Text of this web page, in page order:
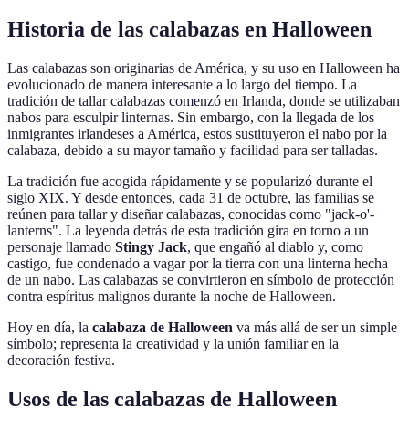
Historia de las calabazas en Halloween
Las calabazas son originarias de América, y su uso en Halloween ha
evolucionado de manera interesante a lo largo del tiempo. La
tradición de tallar calabazas comenzó en Irlanda, donde se utilizaban
nabos para esculpir linternas. Sin embargo, con la llegada de los
inmigrantes irlandeses a América, estos sustituyeron el nabo por la
calabaza, debido a su mayor tamaño y facilidad para ser talladas.
La tradición fue acogida rápidamente y se popularizó durante el
siglo XIX. Y desde entonces, cada 31 de octubre, las familias se
reúnen para tallar y diseñar calabazas, conocidas como "jack-o'-
lanterns". La leyenda detrás de esta tradición gira en torno a un
personaje llamado Stingy Jack, que engañó al diablo y, como
castigo, fue condenado a vagar por la tierra con una linterna hecha
de un nabo. Las calabazas se convirtieron en símbolo de protección
contra espíritus malignos durante la noche de Halloween.
Hoy en día, la calabaza de Halloween va más allá de ser un simple
símbolo; representa la creatividad y la unión familiar en la
decoración festiva.
Usos de las calabazas de Halloween